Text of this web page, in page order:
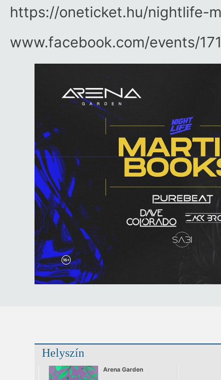
https://oneticket.hu/nightlife-
www.facebook.com/​events/​
Helyszín
Arena Garden